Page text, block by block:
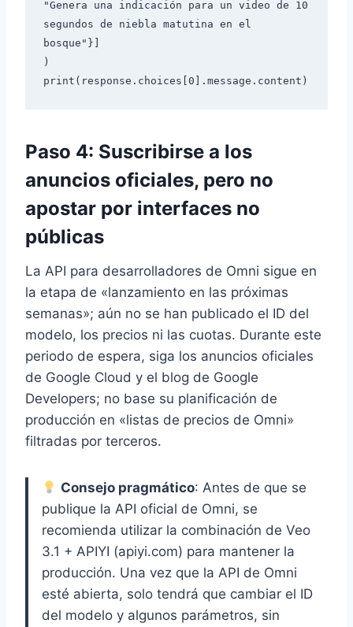
"Genera una indicación para un video de 10
segundos de niebla matutina en el
bosque"}]
)
Paso 4: Suscribirse a los
anuncios oficiales, pero no
apostar por interfaces no
públicas
La API para desarrolladores de Omni sigue en
la etapa de «lanzamiento en las próximas
semanas»; aún no se han publicado el ID del
modelo, los precios ni las cuotas. Durante este
periodo de espera, siga los anuncios oficiales
de Google Cloud y el blog de Google
Developers; no base su planificación de
producción en «listas de precios de Omni»
filtradas por terceros.
Consejo pragmático: Antes de que se
publique la API oficial de Omni, se
recomienda utilizar la combinación de Veo
3.1 + APIYI (apiyi.com) para mantener la
producción. Una vez que la API de Omni
esté abierta, solo tendrá que cambiar el ID
del modelo y algunos parámetros, sin